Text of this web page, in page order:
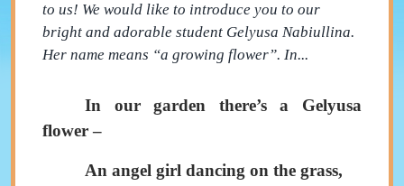
to us! We would like to introduce you to our
bright and adorable student Gelyusa Nabiullina.
Her name means “a growing flower”. In...
In our garden there’s a Gelyusa
flower –
An angel girl dancing on the grass,